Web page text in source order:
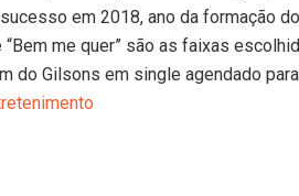
em 2018, ano da formação
“Bem me quer” são as faixas
do Gilsons em single agendado